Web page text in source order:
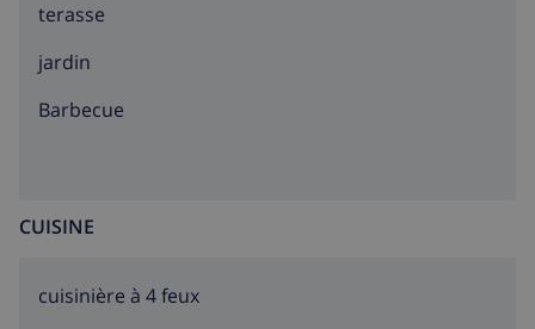
terasse
jardin
barbecue
CUISINE
cuisinière à 4 feux